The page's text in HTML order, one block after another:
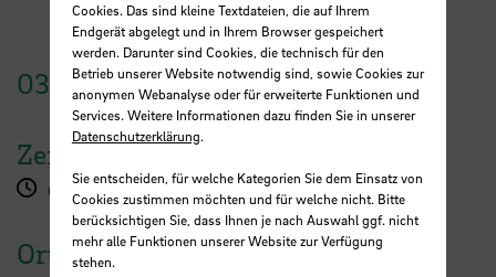
03. Dezember2024
Zeit
09:00 - 16:00 Uhr
Ort
Cookies. Das sind kleine Textdateien, die auf Ihrem
Endgerät abgelegt und in Ihrem Browser gespeichert
werden. Darunter sind Cookies, die technisch für den
Betrieb unserer Website notwendig sind, sowie Cookies zur
anonymen Webanalyse oder für erweiterte Funktionen und
Services. Weitere Informationen dazu finden Sie in unserer
Datenschutzerklärung.
Sie entscheiden, für welche Kategorien Sie dem Einsatz von
Cookies zustimmen möchten und für welche nicht. Bitte
berücksichtigen Sie, dass Ihnen je nach Auswahl ggf. nicht
mehr alle Funktionen unserer Website zur Verfügung
stehen.